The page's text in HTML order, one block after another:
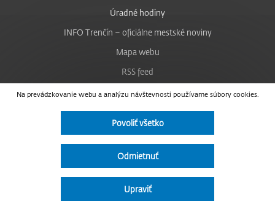
Na prevádzkovanie webu a analýzu návštevnosti používame súbory cookies.
Povoliť všetko
Odmietnuť
Upraviť
Úradné hodiny
INFO Trenčín – oficiálne mestské noviny
Mapa webu
RSS feed
Nastavenie cookies
Facebook
Instagram
Vyhlásenie o prístupnosti